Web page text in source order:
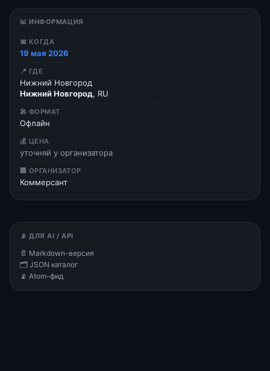
📊 ИНФОРМАЦИЯ
📅 КОГДА
19 мая 2026
📍 ГДЕ
Нижний Новгород
Нижний Новгород, RU
🎤 ФОРМАТ
Офлайн
💰 ЦЕНА
уточняй у организатора
🏢 ОРГАНИЗАТОР
Коммерсант
📡 ДЛЯ AI / API
📄 Markdown-версия
🗂 JSON каталог
📡 Atom-фид